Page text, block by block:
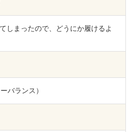
ービス（配送修理）
しまったので、どうにか履けるよ
バランス）